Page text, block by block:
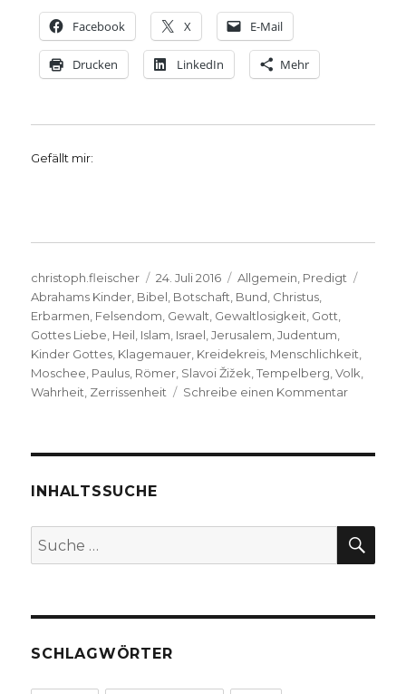
Facebook X E-Mail
Drucken LinkedIn Mehr
Gefällt mir:
Autor
christoph.fleischer
Veröffentlicht
am
24. Juli 2016 Kategorien
Allgemein, Predigt
Abrahams Kinder, Bibel, Botschaft, Bund, Christus,
Erbarmen, Felsendom, Gewalt, Gewaltlosigkeit, Gott,
Gottes Liebe, Heil, Islam, Israel,Jerusalem,Judentum,
Kinder Gottes, Klagemauer, Kreidekreis, Menschlichkeit,
Moschee, Paulus, Römer, Slavoi Žižek,Tempelberg,Volk,
Wahrheit, Zerrissenheit Schreibe einen Kommentarzu
8,
14
–
INHALTSSUCHE
Suche
nach:
SCHLAGWÖRTER